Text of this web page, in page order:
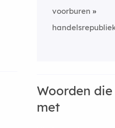
voorburen
Woorden
met